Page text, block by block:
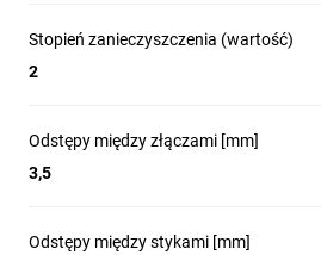
Stopień zanieczyszczenia (wartość)
2
Odstępy między złączami [mm]
3,5
Odstępy między stykami [mm]